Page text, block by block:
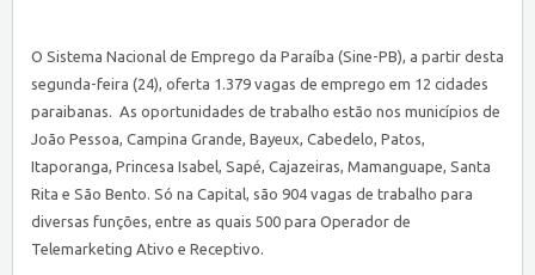
O Sistema Nacional de Emprego da Paraíba (Sine-PB), a partir desta
segunda-feira (24), oferta 1.379 vagas de emprego em 12 cidades
paraibanas. As oportunidades de trabalho estão nos municípios de
João Pessoa, Campina Grande, Bayeux, Cabedelo, Patos,
Itaporanga, Princesa Isabel, Sapé, Cajazeiras, Mamanguape, Santa
Rita e São Bento. Só na Capital, são 904 vagas de trabalho para
diversas funções, entre as quais 500 para Operador de
Telemarketing Ativo e Receptivo.